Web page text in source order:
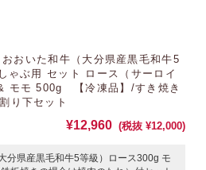
おいた和牛（大分県産黒毛和牛5
ゃぶ用 セット ロース（サーロイ
モモ 500g 【冷凍品】/すき焼き
り下セット
¥12,960 (税抜 ¥12,000)
分県産黒毛和牛5等級）ロース300g モ